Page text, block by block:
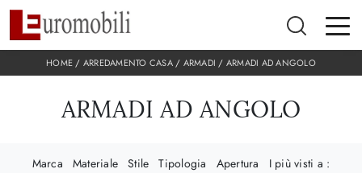
HOME / ARREDAMENTO CASA/ ARMADI / ARMADI AD ANGOLO
ARMADI AD ANGOLO
Marca Materiale Stile Tipologia Apertura I più visti a :